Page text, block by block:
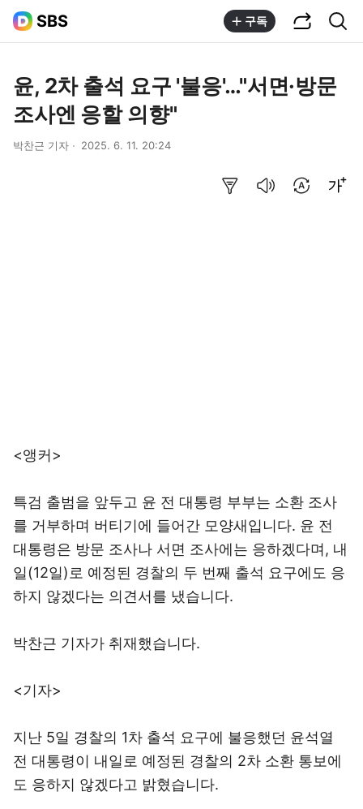
SBS 구독
윤, 2차 출석 요구 '불응'…"서면·방문
조사엔 응할 의향"
박찬근 기자 2025. 6. 11. 20:24
<앵커>
특검 출범을 앞두고 윤 전 대통령 부부는 소환 조사
를 거부하며 버티기에 들어간 모양새입니다. 윤 전
대통령은 방문 조사나 서면 조사에는 응하겠다며, 내
일(12일)로 예정된 경찰의 두 번째 출석 요구에도 응
하지 않겠다는 의견서를 냈습니다.
박찬근 기자가 취재했습니다.
<기자>
지난 5일 경찰의 1차 출석 요구에 불응했던 윤석열
전 대통령이 내일로 예정된 경찰의 2차 소환 통보에
도 응하지 않겠다고 밝혔습니다.